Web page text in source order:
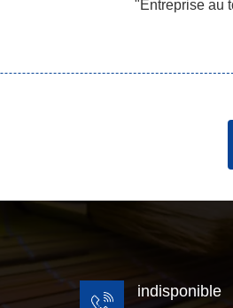
"Entreprise au
indisponible